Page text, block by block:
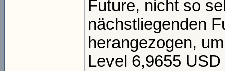
Future, nicht so
nächstliegenden
herangezogen,
Level 6,9655